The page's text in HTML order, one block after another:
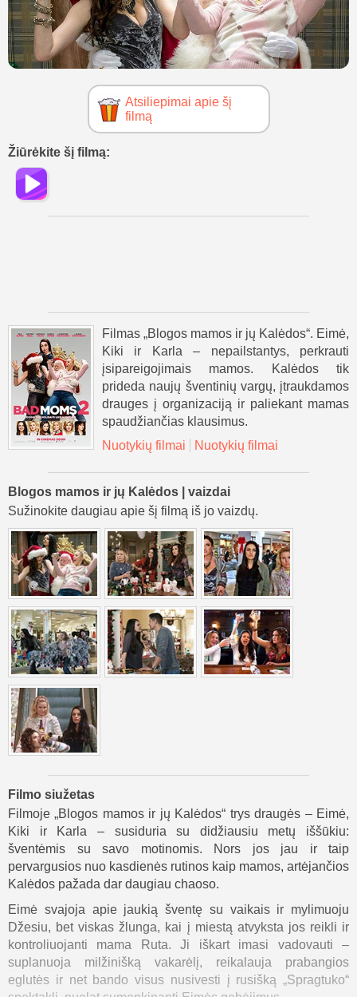
Atsiliepimai apie šį
filmą
Žiūrėkite šį filmą:
Filmas „Blogos mamos ir jų Kalėdos“. Eimė,
Kiki ir Karla – nepailstantys, perkrauti
įsipareigojimais mamos. Kalėdos tik
prideda naujų šventinių vargų, įtraukdamos
drauges į organizaciją ir paliekant mamas
spaudžiančias klausimus.
Nuotykių filmai
Nuotykių filmai
Blogos mamos ir jų Kalėdos | vaizdai
Sužinokite daugiau apie šį filmą iš jo vaizdų.
Filmo siužetas
Filmoje „Blogos mamos ir jų Kalėdos“ trys draugės – Eimė,
Kiki ir Karla – susiduria su didžiausiu metų iššūkiu:
šventėmis su savo motinomis. Nors jos jau ir taip
pervargusios nuo kasdienės rutinos kaip mamos, artėjančios
Kalėdos pažada dar daugiau chaoso.
Eimė svajoja apie jaukią šventę su vaikais ir mylimuoju
Džesiu, bet viskas žlunga, kai į miestą atvyksta jos reikli ir
kontroliuojanti mama Ruta. Ji iškart imasi vadovauti –
suplanuoja milžinišką vakarėlį, reikalauja prabangios
eglutės ir net bando visus nusivesti į rusišką „Spragtuko“